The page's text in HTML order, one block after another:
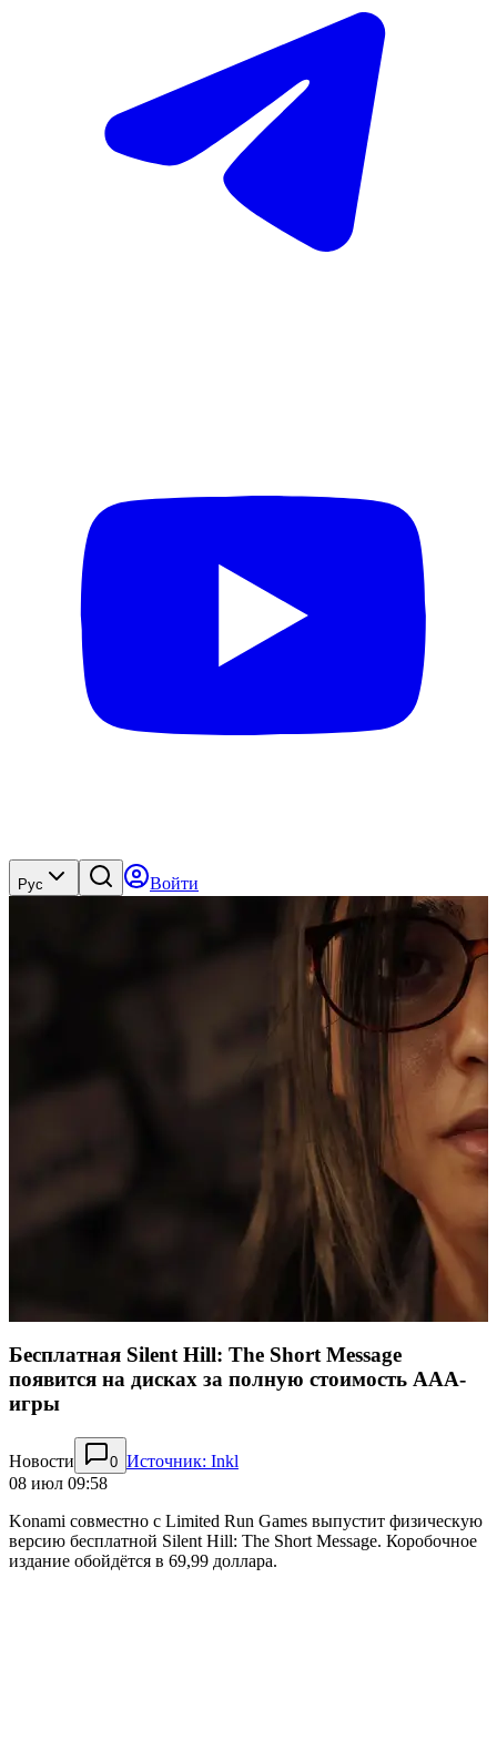
Рус Войти
Бесплатная Silent Hill: The Short Message
появится на дисках за полную стоимость AAA-
игры
Новости 0 Источник: Inkl
08 июл 09:58
Konami совместно с Limited Run Games выпустит физическую
версию бесплатной Silent Hill: The Short Message. Коробочное
издание обойдётся в 69,99 доллара.